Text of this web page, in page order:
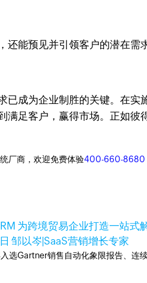
能预见并引领客户的潜在
已成为企业制胜的关键。在
满足客户，赢得市场。正如
厂商，欢迎免费体验400-660-8680
为跨境贸易企业打造一站式
邹以岑|SaaS营销增长专家
选Gartner销售自动化象限报告、